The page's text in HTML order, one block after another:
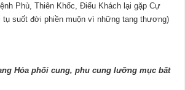
Phù, Thiên Khốc, Điếu Khách lại gặp Cự
tụ suốt đời phiền muộn vì những tang thương)
Hỏa phối cung, phu cung lưỡng mục bất